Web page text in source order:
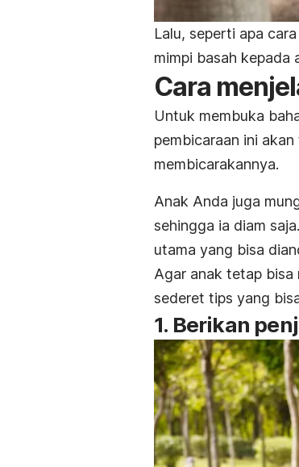
Lalu, seperti apa
mimpi basah kepada
Cara
Untuk membuka
pembicaraan ini
membicarakannya.
Anak Anda juga
sehingga ia diam saja.
utama yang bisa
Agar anak tetap bisa
sederet tips yang
1. Berikan